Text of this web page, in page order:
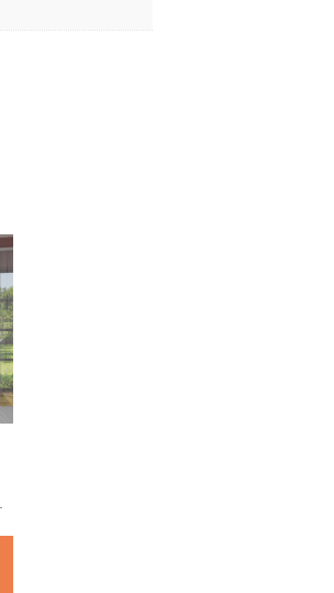
ÁRTARTOMÁNY:
139580 FT